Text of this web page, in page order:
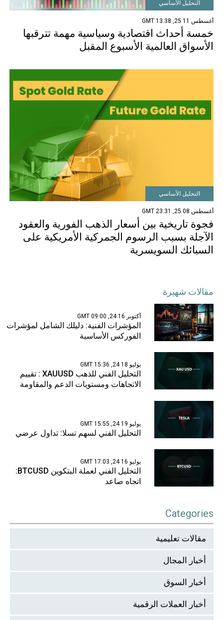
التحليل الأساسي
أغسطس 11 25, 13:38 GMT
خمسة أحداث اقتصادية وسياسية مهمة تترقبها
الأسواق العالمية الأسبوع المقبل
التحليل الأساسي
أغسطس 08 25, 23:31 GMT
فجوة تاريخية بين أسعار الذهب الفورية والعقود
الآجلة بسبب الرسوم الجمركية الأمريكية على
السبائك السويسرية
مقالات شهيرة
أكتوبر 16 24, 09:00 GMT
المؤشرات الفنية: دليلك الشامل لمؤشرات
الفوركس الأساسية
يوليو 18 24, 15:36 GMT
التحليل الفني للذهب XAUUSD : تقييم
الاتجاهات ومستويات الدعم والمقاومة
يوليو 19 24, 15:55 GMT
التحليل الفني لسهم تسلا: تداول عرضي
يوليو 16 24, 17:03 GMT
التحليل الفني لعملة البتكوين BTCUSD:
اتجاه صاعد
Categories
مقالات تعليمية
أخبار المجال
أخبار السوق
أخبار العملات الرقمية